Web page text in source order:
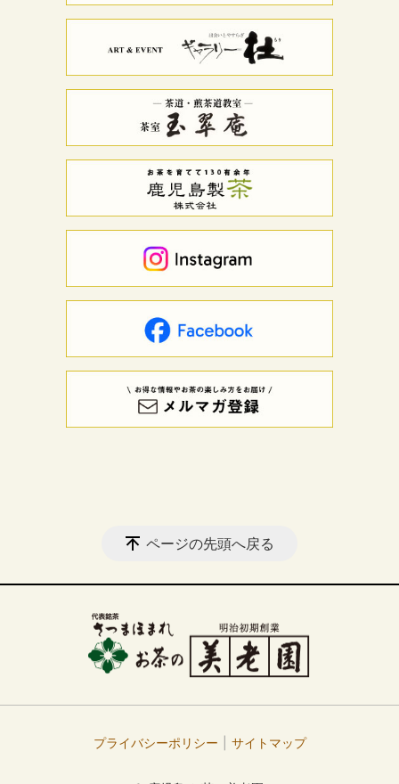
ページの先頭へ戻る
プライバシーポリシー サイトマップ